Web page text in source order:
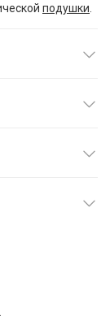
подушки